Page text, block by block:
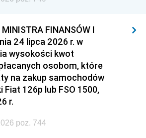
FINANSÓW I
24 lipca 2026 r. w
wysokości kwot
osobom, które
na zakup samochodów
126p lub FSO 1500,
r.
poz. 744